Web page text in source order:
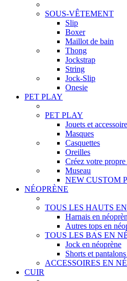
SOUS-VÊTEMENT
Slip
Boxer
Maillot de bain
Thong
Jockstrap
String
Jock-Slip
Onesie
PET PLAY
PET PLAY
Jouets et
Masques
Casquettes
Oreilles
Créez votre propre
Museau
NEW CUSTOM
NÉOPRÈNE
TOUS LES HAUTS
Harnais en
Autres tops en
TOUS LES BAS EN
Jock en néoprène
Shorts et
ACCESSOIRES EN
CUIR